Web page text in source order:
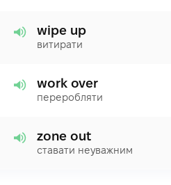
wipe up
витирати
work over
переробляти
zone out
ставати неуважним